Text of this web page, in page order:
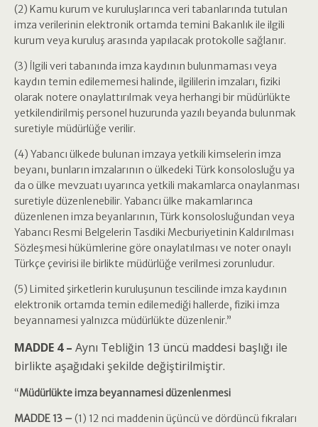
(2) Kamu kurum ve kuruluşlarınca veri tabanlarında tutulan
imza verilerinin elektronik ortamda temini Bakanlık ile ilgili
kurum veya kuruluş arasında yapılacak protokolle sağlanır.
(3) İlgili veri tabanında imza kaydının bulunmaması veya
kaydın temin edilememesi halinde, ilgililerin imzaları, fiziki
olarak notere onaylattırılmak veya herhangi bir müdürlükte
yetkilendirilmiş personel huzurunda yazılı beyanda bulunmak
suretiyle müdürlüğe verilir.
(4) Yabancı ülkede bulunan imzaya yetkili kimselerin imza
beyanı, bunların imzalarının o ülkedeki Türk konsolosluğu ya
da o ülke mevzuatı uyarınca yetkili makamlarca onaylanması
suretiyle düzenlenebilir. Yabancı ülke makamlarınca
düzenlenen imza beyanlarının, Türk konsolosluğundan veya
Yabancı Resmi Belgelerin Tasdiki Mecburiyetinin Kaldırılması
Sözleşmesi hükümlerine göre onaylatılması ve noter onaylı
Türkçe çevirisi ile birlikte müdürlüğe verilmesi zorunludur.
(5) Limited şirketlerin kuruluşunun tescilinde imza kaydının
elektronik ortamda temin edilemediği hallerde, fiziki imza
beyannamesi yalnızca müdürlükte düzenlenir.”
MADDE 4 – Aynı Tebliğin 13 üncü maddesi başlığı ile
birlikte aşağıdaki şekilde değiştirilmiştir.
“Müdürlükte imza beyannamesi düzenlenmesi
MADDE 13 – (1) 12 nci maddenin üçüncü ve dördüncü fıkraları